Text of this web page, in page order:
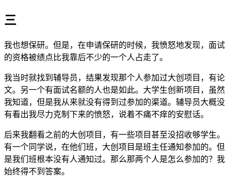
三
我也想保研。但是，在申请保研的时候，我愤怒地发现，面试
的资格被绩点比我靠后不少的一个人占走了。
我当时就找到辅导员，结果发现那个人参加过大创项目，有论
文。另一个有面试名额的人也是如此。大学生创新项目，虽然
我知道，但是我从来就没有得到过参加的渠道。辅导员大概没
有看出我尽力克制下来的愤怒，说着不痛不痒的安慰话。
后来我翻看之前的大创项目，有一些项目甚至没招收够学生。
有一个同学说，在他们班，大创项目是班主任通知参加的。但
是我们班根本没有人通知过。那么那两个人是怎么参加的？我
始终得不到答案。